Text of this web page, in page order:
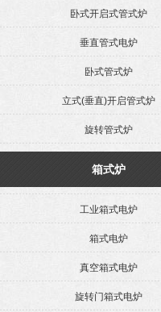
卧式开启式管式炉
垂直管式电炉
卧式管式炉
立式(垂直)开启管式炉
旋转管式炉
箱式炉
工业箱式电炉
箱式电炉
真空箱式电炉
旋转门箱式电炉